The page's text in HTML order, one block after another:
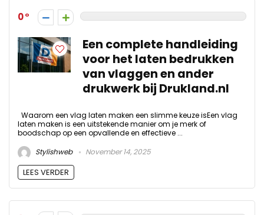
0
Een complete handleiding
voor het laten bedrukken
van vlaggen en ander
drukwerk bij Drukland.nl
Waarom een vlag laten maken een slimme keuze isEen vlag
laten maken is een uitstekende manier om je merk of
boodschap op een opvallende en effectieve ...
Stylishweb
November 14, 2025
LEES VERDER